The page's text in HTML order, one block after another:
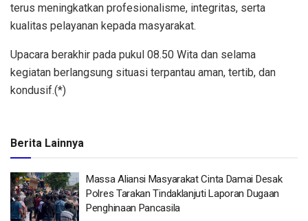
terus meningkatkan profesionalisme, integritas, serta
kualitas pelayanan kepada masyarakat.
Upacara berakhir pada pukul 08.50 Wita dan selama
kegiatan berlangsung situasi terpantau aman, tertib, dan
kondusif.(*)
Berita Lainnya
Massa Aliansi Masyarakat Cinta Damai Desak
Polres Tarakan Tindaklanjuti Laporan Dugaan
Penghinaan Pancasila